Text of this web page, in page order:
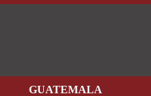
GUATEMALA